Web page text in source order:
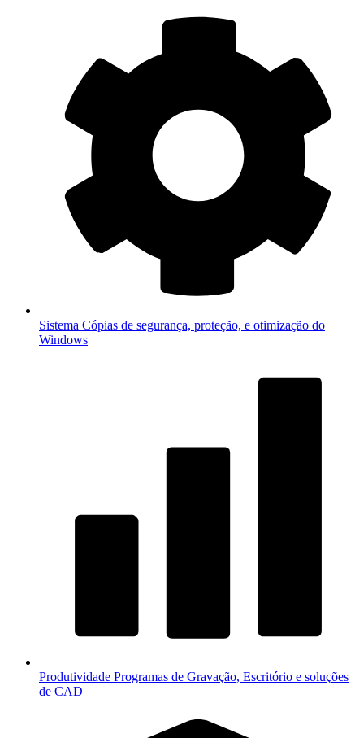
Sistema Cópias de segurança, proteção, e otimização do
Windows
Produtividade Programas de Gravação, Escritório e soluções
de CAD